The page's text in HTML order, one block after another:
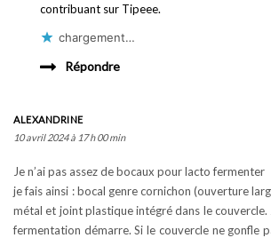
contribuant sur Tipeee.
chargement…
Répondre
ALEXANDRINE
10 avril 2024 à 17 h 00 min
Je n’ai pas assez de bocaux pour lacto fermenter
je fais ainsi : bocal genre cornichon (ouverture
métal et joint plastique intégré dans le couvercle.
fermentation démarre. Si le couvercle ne gonfle